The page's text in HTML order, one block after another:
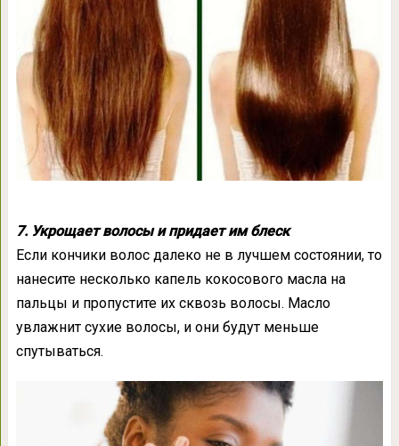
7. Укрощает волосы и придает им блеск
Если кончики волос далеко не в лучшем состоянии, то
нанесите несколько капель кокосового масла на
пальцы и пропустите их сквозь волосы. Масло
увлажнит сухие волосы, и они будут меньше
спутываться.